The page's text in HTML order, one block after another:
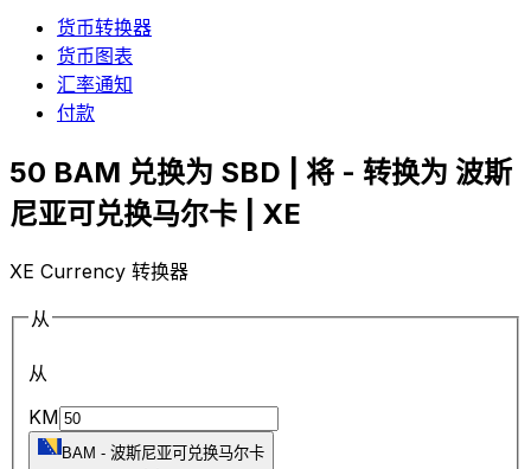
货币转换器
货币图表
汇率通知
付款
50 BAM 兑换为 SBD | 将 - 转换为 波斯
尼亚可兑换马尔卡 | XE
XE Currency 转换器
从
从
KM
BAM - 波斯尼亚可兑换马尔卡